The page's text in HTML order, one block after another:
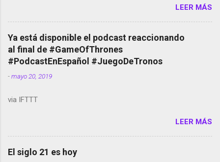
temporada de Black Mirror Twitter deja de verificar
cuentas Responden los fotógrafos Brian May y el
copyright en Instagram Música y vídeo selfies en la
red social Riddley Scott saca a Kevin Spacey de su
película Francisco regaña a los que usan el
smartphone en sus misas La serie de la Tierra
Media GoBee - StartUp de bicicletas de alquiler
Live Photos en Google Photos Llegando Partimos
Dictados en Android El tamaño y su importancia...
LEER MÁS
Ya está disponible el podcast reaccionando
al final de #GameOfThrones
#PodcastEnEspañol #JuegoDeTronos
-mayo 20, 2019
via IFTTT
LEER MÁS
El siglo 21 es hoy